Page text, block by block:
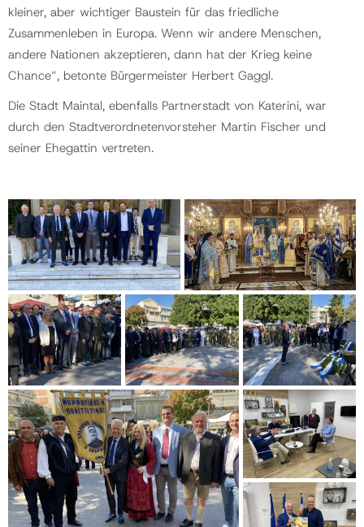
kleiner, aber wichtiger Baustein für das friedliche
Zusammenleben in Europa. Wenn wir andere Menschen,
andere Nationen akzeptieren, dann hat der Krieg keine
Chance“, betonte Bürgermeister Herbert Gaggl.
Die Stadt Maintal, ebenfalls Partnerstadt von Katerini, war
durch den Stadtverordnetenvorsteher Martin Fischer und
seiner Ehegattin vertreten.